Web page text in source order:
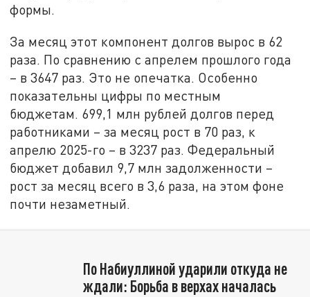
формы.
За месяц этот компонент долгов вырос в 62
раза. По сравнению с апрелем прошлого года
– в 3647 раз. Это не опечатка. Особенно
показательны цифры по местным
бюджетам. 699,1 млн рублей долгов перед
работниками – за месяц рост в 70 раз, к
апрелю 2025-го – в 3237 раз. Федеральный
бюджет добавил 9,7 млн задолженности –
рост за месяц всего в 3,6 раза, на этом фоне
почти незаметный.
По Набиуллиной ударили откуда не
ждали: Борьба в верхах началась